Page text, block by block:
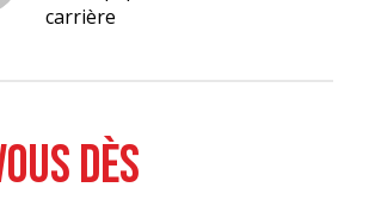
carrière
DÈS